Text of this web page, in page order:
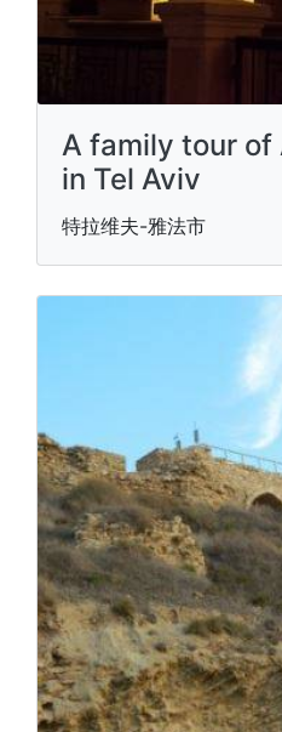
A family tour of
in Tel Aviv
特拉维夫-雅法市